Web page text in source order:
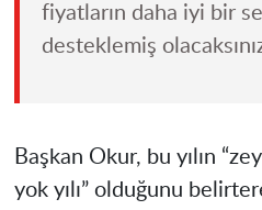
fiyatların daha iyi bir
desteklemiş
Başkan Okur, bu yılın
yok yılı” olduğunu